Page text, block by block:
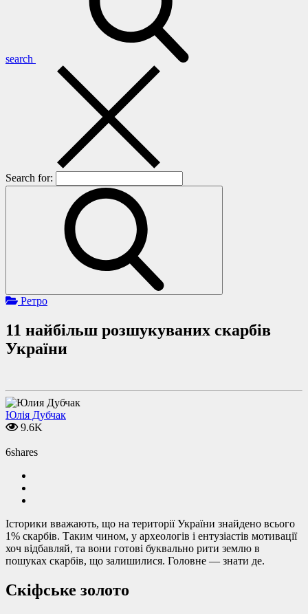
search
Search for:
Ретро
11 найбільш розшукуваних скарбів
України
Юлія Дубчак
9.6K
6shares
Історики вважають, що на території України знайдено всього
1% скарбів. Таким чином, у археологів і ентузіастів мотивації
хоч відбавляй, та вони готові буквально рити землю в
пошуках скарбів, що залишилися. Головне — знати де.
Скіфське золото